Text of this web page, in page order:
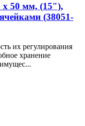
x 50 мм, (15″),
(38051-
их регулирования
хранение